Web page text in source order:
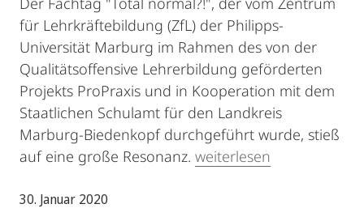
für Lehrkräftebildung (ZfL) der Philipps-
Universität Marburg im Rahmen des von der
Qualitätsoffensive Lehrerbildung geförderten
Projekts ProPraxis und in Kooperation mit dem
Staatlichen Schulamt für den Landkreis
Marburg-Biedenkopf durchgeführt wurde, stieß
auf eine große Resonanz. weiterlesen
30. Januar 2020